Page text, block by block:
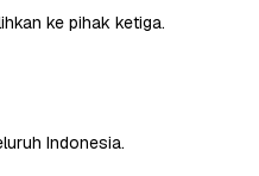
ke pihak ketiga.
Indonesia.